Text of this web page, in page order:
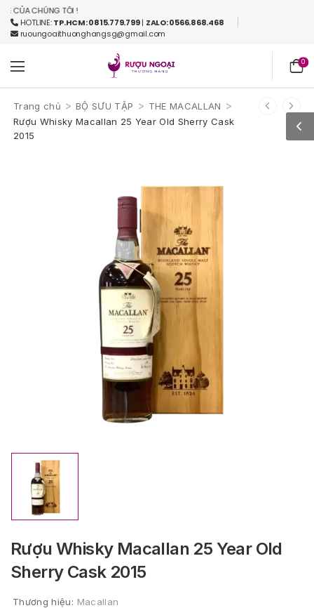
CHÚNG TÔI !
HOTLINE:TP.HCM: 0815.779.799| ZALO: 0566.868.468
ruoungoaithuonghangsg@gmail.com
0
Trang chủ > BỘ SƯU TẬP > THE MACALLAN >
Rượu Whisky Macallan 25 Year Old Sherry Cask
2015
Rượu Whisky Macallan 25 Year Old
Sherry Cask 2015
Thương hiệu: Macallan